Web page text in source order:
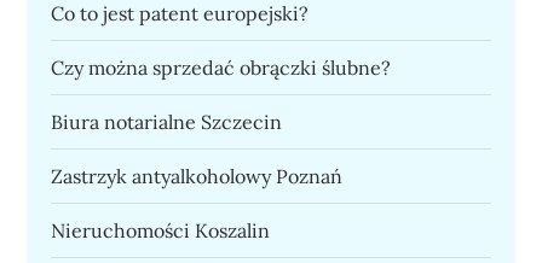
Co to jest patent europejski?
Czy można sprzedać obrączki ślubne?
Biura notarialne Szczecin
Zastrzyk antyalkoholowy Poznań
Nieruchomości Koszalin